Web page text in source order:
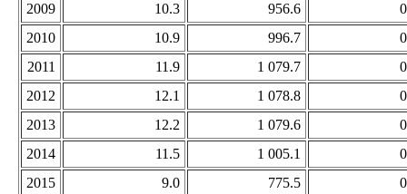
2009
10.3 956.6
2010
10.9 996.7
2011
11.9 1 079.7
2012
12.1 1 078.8
2013
12.2 1 079.6
2014
11.5 1 005.1
2015
9.0 775.5